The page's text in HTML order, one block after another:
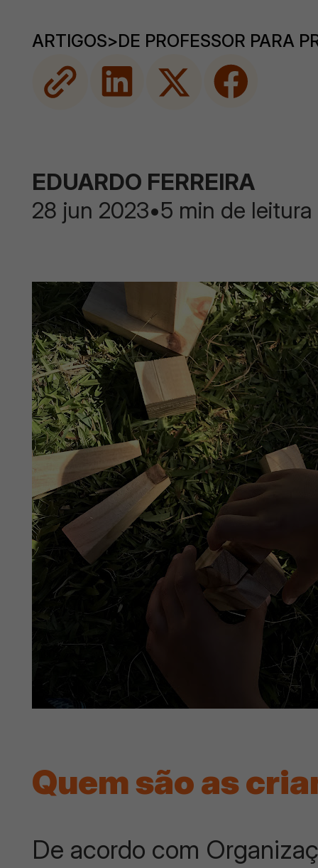
ARTIGOS>DE PROFESSOR PARA
EDUARDO FERREIRA
28 jun 2023•5 min de leitura
Quem são as
De acordo com